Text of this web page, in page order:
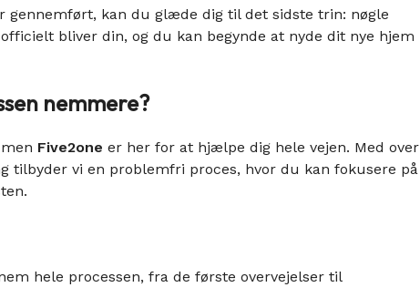
gennemført, kan du glæde dig til det sidste trin: nøgle
bliver din, og du kan begynde at nyde dit nye hjem
nemmere?
Five2one er her for at hjælpe dig hele vejen. Med over
tilbyder vi en problemfri proces, hvor du kan fokusere på
hele processen, fra de første overvejelser til